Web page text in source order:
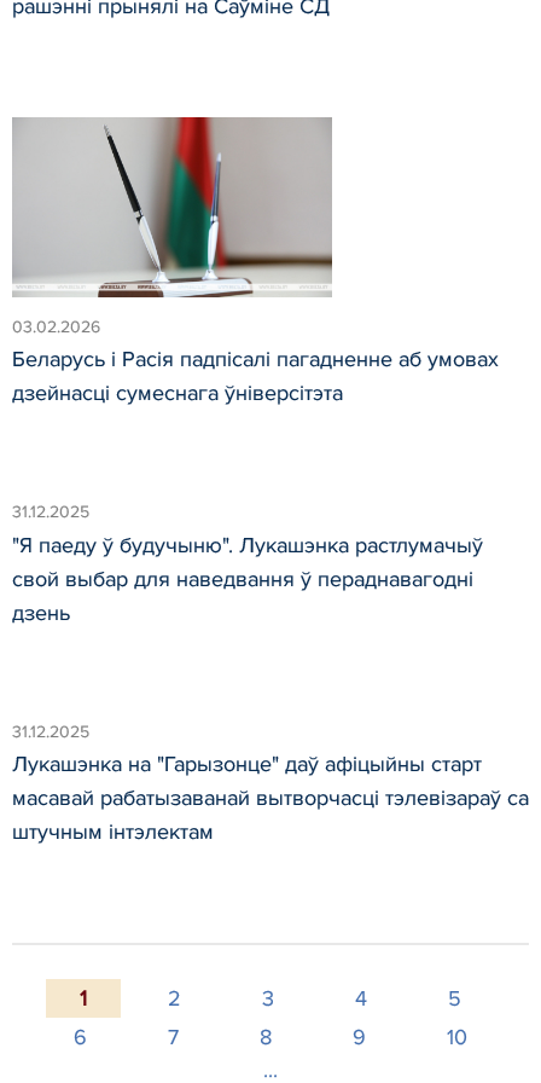
рашэнні прынялі на Саўміне СД
03.02.2026
Беларусь і Расія падпісалі пагадненне аб умовах
дзейнасці сумеснага ўніверсітэта
31.12.2025
"Я паеду ў будучыню". Лукашэнка растлумачыў
свой выбар для наведвання ў пераднавагодні
дзень
31.12.2025
Лукашэнка на "Гарызонце" даў афіцыйны старт
масавай рабатызаванай вытворчасці тэлевізараў са
штучным інтэлектам
1 2 3 4
5
6
7 8 9
10
...